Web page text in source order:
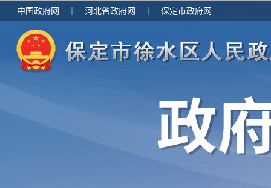
中国政府网 河北省政府网 保定市政府网